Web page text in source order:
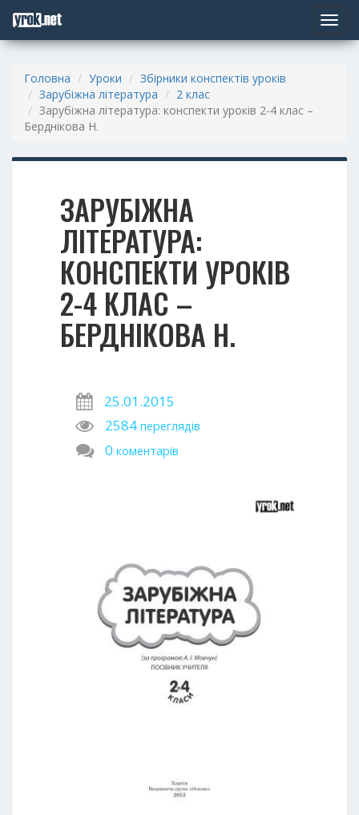
Toggle
Головна Уроки
Збірники конспектів уроків
Зарубіжна література
2 клас
Зарубіжна література: конспекти уроків 2-4 клас –
Берднікова Н.
ЗАРУБІЖНА
ЛІТЕРАТУРА:
КОНСПЕКТИ УРОКІВ
2-4 КЛАС –
БЕРДНІКОВА Н.
25.01.2015
2584 переглядів
0 коментарів